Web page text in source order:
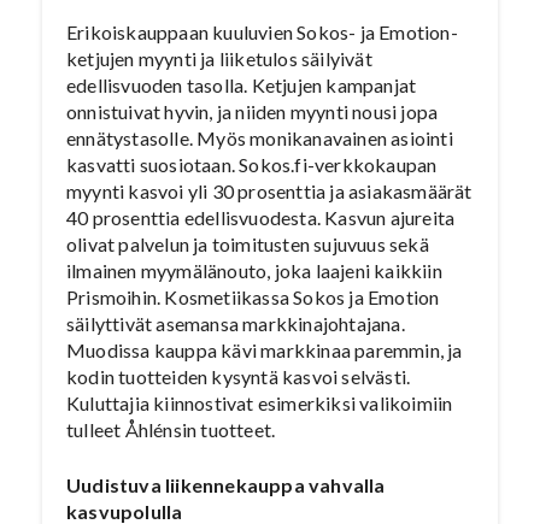
Erikoiskauppaan kuuluvien Sokos- ja Emotion-
ketjujen myynti ja liiketulos säilyivät
edellisvuoden tasolla. Ketjujen kampanjat
onnistuivat hyvin, ja niiden myynti nousi jopa
ennätystasolle. Myös monikanavainen asiointi
kasvatti suosiotaan. Sokos.fi-verkkokaupan
myynti kasvoi yli 30 prosenttia ja asiakasmäärät
40 prosenttia edellisvuodesta. Kasvun ajureita
olivat palvelun ja toimitusten sujuvuus sekä
ilmainen myymälänouto, joka laajeni kaikkiin
Prismoihin. Kosmetiikassa Sokos ja Emotion
säilyttivät asemansa markkinajohtajana.
Muodissa kauppa kävi markkinaa paremmin, ja
kodin tuotteiden kysyntä kasvoi selvästi.
Kuluttajia kiinnostivat esimerkiksi valikoimiin
tulleet Åhlénsin tuotteet.
Uudistuva liikennekauppa vahvalla
kasvupolulla